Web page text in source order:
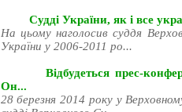
Судді України, як і все
На цьому наголосив суддя
України у 2006-2011 ро...
Відбудеться прес-
Он...
28 березня 2014 року у